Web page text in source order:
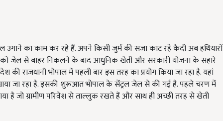
का काम कर रहे हैं. अपने किसी जुर्म की सजा काट रहे कैदी अब हथियारों
जेल से बाहर निकलने के बाद आधुनिक खेती और सरकारी योजना के सहारे
की राजधानी भोपाल में पहली बार इस तरह का प्रयोग किया जा रहा है. यहां
जा रहा है. इसकी शुरूआत भोपाल के सेंट्रल जेल से की गई है. पहले चरण में
है जो ग्रामीण परिवेश से ताल्लुक रखते हैं और साथ ही अच्छी तरह से खेती